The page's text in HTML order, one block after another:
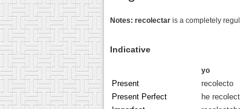
Notes: recolectar is a completely
Indicative
yo
Present recolecto
Present Perfect
he